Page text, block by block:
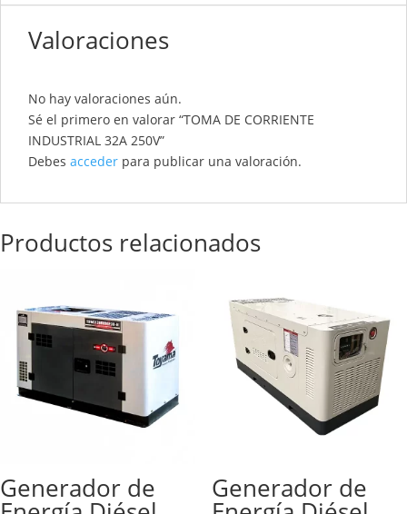
Valoraciones
No hay valoraciones aún.
Sé el primero en valorar “TOMA DE CORRIENTE
INDUSTRIAL 32A 250V”
Debes acceder para publicar una valoración.
Productos relacionados
Generador de Generador de